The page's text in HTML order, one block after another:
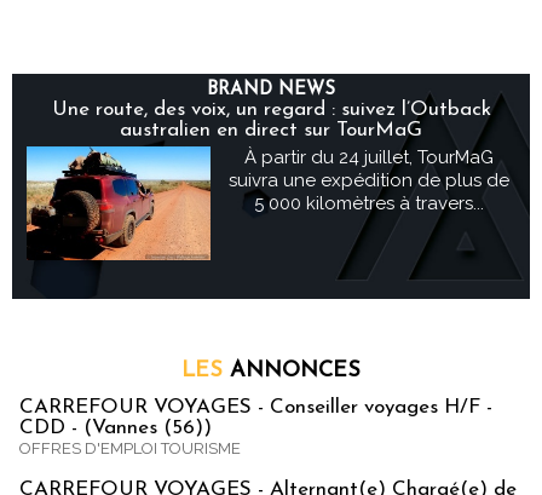
BRAND NEWS
Une route, des voix, un regard : suivez l’Outback
australien en direct sur TourMaG
À partir du 24 juillet, TourMaG
suivra une expédition de plus de
5 000 kilomètres à travers...
LES ANNONCES
CARREFOUR VOYAGES - Conseiller voyages H/F -
CDD - (Vannes (56))
OFFRES D'EMPLOI TOURISME
CARREFOUR VOYAGES - Alternant(e) Chargé(e) de